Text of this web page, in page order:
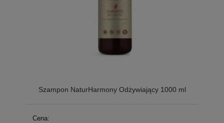
Szampon NaturHarmony Odżywiający 1000 ml
Cena: